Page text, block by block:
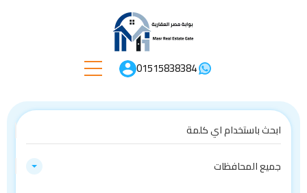
01515838384
جميع المحافظات